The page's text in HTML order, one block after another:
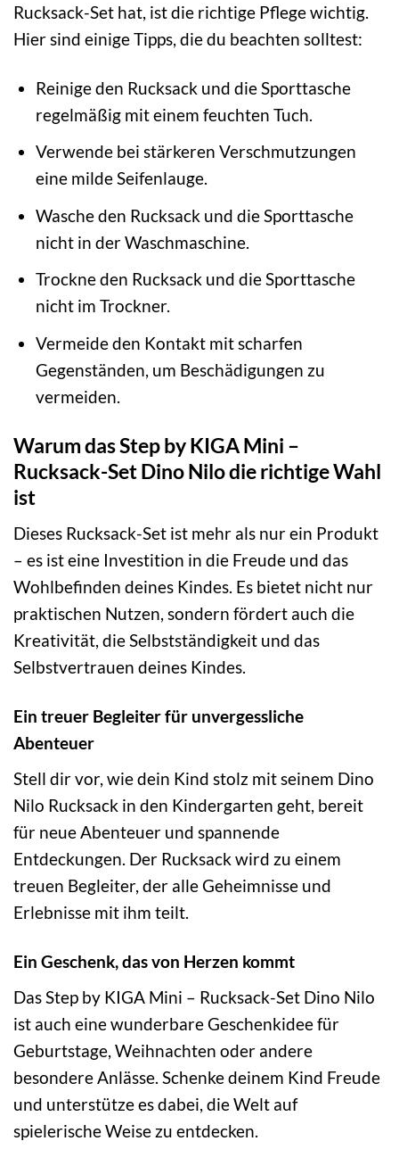
Rucksack-Set hat, ist die richtige Pflege wichtig.
Hier sind einige Tipps, die du beachten solltest:
Reinige den Rucksack und die Sporttasche
regelmäßig mit einem feuchten Tuch.
Verwende bei stärkeren Verschmutzungen
eine milde Seifenlauge.
Wasche den Rucksack und die Sporttasche
nicht in der Waschmaschine.
Trockne den Rucksack und die Sporttasche
nicht im Trockner.
Vermeide den Kontakt mit scharfen
Gegenständen, um Beschädigungen zu
vermeiden.
Warum das Step by KIGA Mini –
Rucksack-Set Dino Nilo die richtige Wahl
ist
Dieses Rucksack-Set ist mehr als nur ein Produkt
– es ist eine Investition in die Freude und das
Wohlbefinden deines Kindes. Es bietet nicht nur
praktischen Nutzen, sondern fördert auch die
Kreativität, die Selbstständigkeit und das
Selbstvertrauen deines Kindes.
Ein treuer Begleiter für unvergessliche
Abenteuer
Stell dir vor, wie dein Kind stolz mit seinem Dino
Nilo Rucksack in den Kindergarten geht, bereit
für neue Abenteuer und spannende
Entdeckungen. Der Rucksack wird zu einem
treuen Begleiter, der alle Geheimnisse und
Erlebnisse mit ihm teilt.
Ein Geschenk, das von Herzen kommt
Das Step by KIGA Mini – Rucksack-Set Dino Nilo
ist auch eine wunderbare Geschenkidee für
Geburtstage, Weihnachten oder andere
besondere Anlässe. Schenke deinem Kind Freude
und unterstütze es dabei, die Welt auf
spielerische Weise zu entdecken.